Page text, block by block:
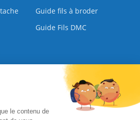
Guide fils à broder
Guide Fils DMC
Nous contacter |
sécurisé |